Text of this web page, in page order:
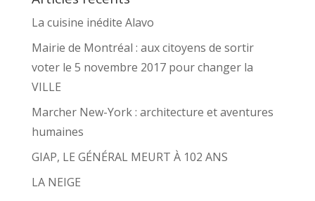
La cuisine inédite Alavo
Mairie de Montréal : aux citoyens de sortir
voter le 5 novembre 2017 pour changer la
VILLE
Marcher New-York : architecture et aventures
humaines
GIAP, LE GÉNÉRAL MEURT À 102 ANS
LA NEIGE